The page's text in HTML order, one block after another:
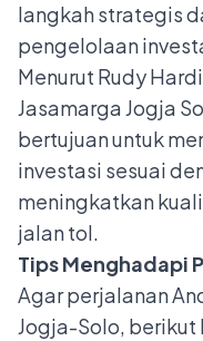
langkah strategis
pengelolaan
Menurut Rudy
Jasamarga Jogja
bertujuan untuk
investasi sesuai
meningkatkan
jalan tol.
Tips Menghadapi
Agar perjalanan
Jogja-Solo,